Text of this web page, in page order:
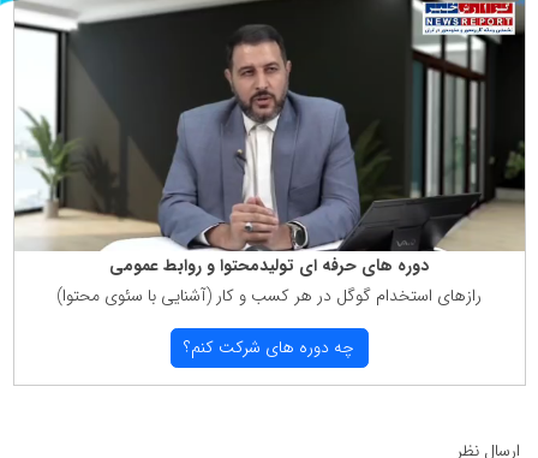
دوره های حرفه ای تولیدمحتوا و روابط عمومی
رازهای استخدام گوگل در هر كسب و كار (آشنایی با سئوی محتوا)
چه دوره های شركت كنم؟
ارسال نظر